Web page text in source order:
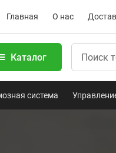
Главная О нас
Каталог
система